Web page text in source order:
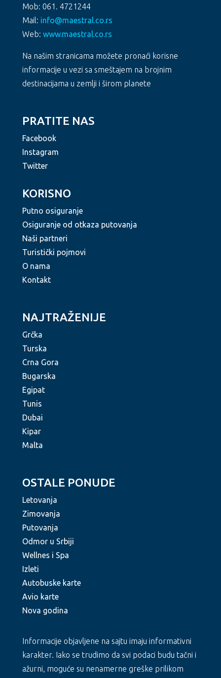
Mob: 061. 4721244
Mail: info@maestral.co.rs
Web: www.maestral.co.rs
Na našim stranicama možete pronaći korisne
informacije u vezi sa smeštajem na brojnim
destinacijama u zemlji i širom planete
PRATITE NAS
Facebook
Instagram
Twitter
KORISNO
Putno osiguranje
Osiguranje od otkaza putovanja
Naši partneri
Turistički pojmovi
O nama
Kontakt
NAJTRAŽENIJE
Grčka
Turska
Crna Gora
Bugarska
Egipat
Tunis
Dubai
Kipar
Malta
OSTALE PONUDE
Letovanja
Zimovanja
Putovanja
Odmor u Srbiji
Wellnes i Spa
Izleti
Autobuske karte
Avio karte
Nova godina
Informacije objavljene na sajtu imaju informativni
karakter. Iako se trudimo da svi podaci budu tačni i
ažurni, moguće su nenamerne greške prilikom